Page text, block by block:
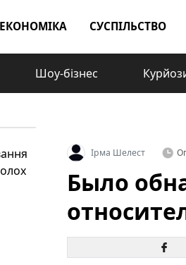
ЕКОНОМІКА СУСПІЛЬСТВО
Шоу-бізнес
Ірма Шелест
Было